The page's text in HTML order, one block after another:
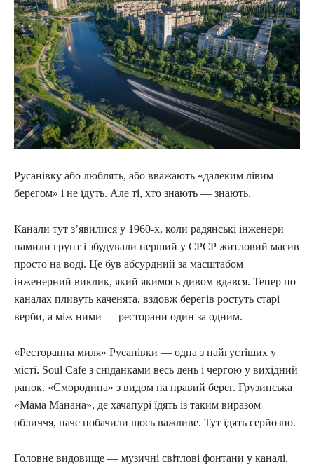
Русанівку або люблять, або вважають «далеким лівим
берегом» і не їдуть. Але ті, хто знають — знають.
Канали тут з’явилися у 1960-х, коли радянські інженери
намили грунт і збудували перший у СРСР житловий масив
просто на воді. Це був абсурдний за масштабом
інженерний виклик, який якимось дивом вдався. Тепер по
каналах пливуть каченята, вздовж берегів ростуть старі
верби, а між ними — ресторани один за одним.
«Ресторанна миля» Русанівки — одна з найгустіших у
місті. Soul Cafe з сніданками весь день і чергою у вихідний
ранок. «Смородина» з видом на правий берег. Грузинська
«Мама Манана», де хачапурі їдять із таким виразом
обличчя, наче побачили щось важливе. Тут їдять серйозно.
Головне видовище — музичні світлові фонтани у каналі.